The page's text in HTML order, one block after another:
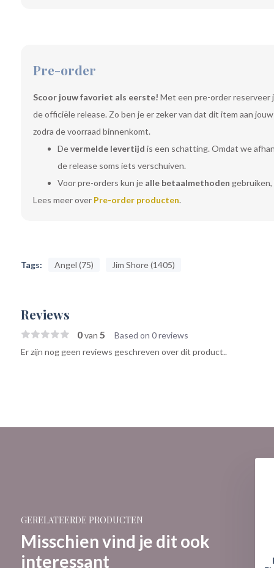
Pre-order
Scoor jouw favoriet als eerste! Met een pre-order reserveer
de officiële release. Zo ben je er zeker van dat dit item aan
zodra de voorraad binnenkomt.
Devermelde levertijd is een schatting. Omdat we
de release soms iets verschuiven.
Voor pre-orders kun je alle betaalmethoden gebruiken,
Lees meer over Pre-order producten.
Tags: Angel (75) Jim Shore (1405)
Reviews
0van 5 Based on 0 reviews
Er zijn nog geen reviews geschreven over dit product..
GERELATEERDE PRODUCTEN
Misschien vind je dit ook
interessant
Glen Santa